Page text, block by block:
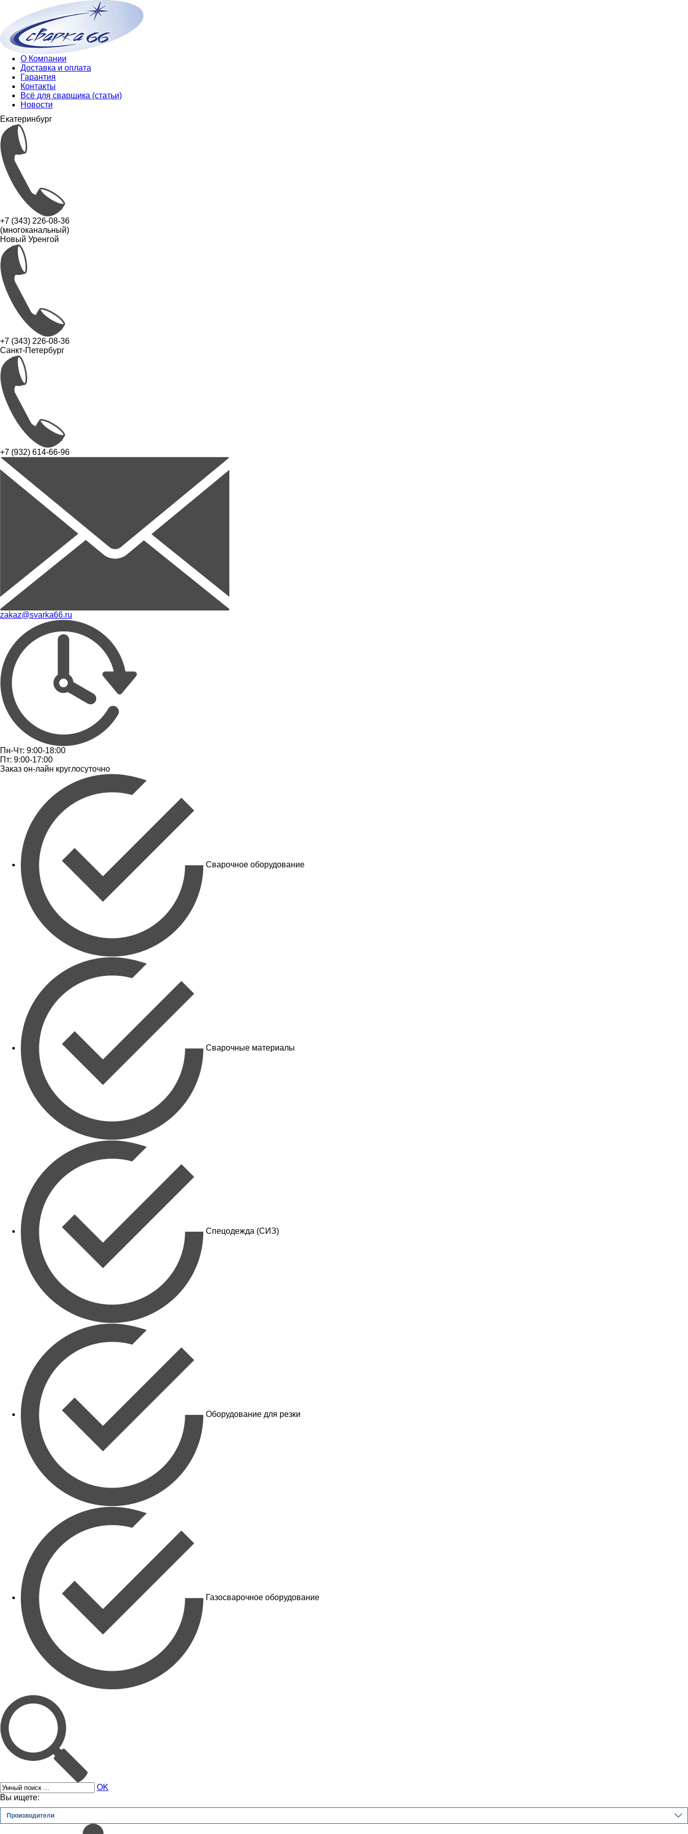
О Компании
Доставка и оплата
Гарантия
Контакты
Всё для сварщика (статьи)
Новости
Екатеринбург
+7 (343) 226-08-36
(многоканальный)
Новый Уренгой
+7 (343) 226-08-36
Санкт-Петербург
+7 (932) 614-66-96
zakaz@svarka66.ru
Пн-Чт: 9:00-18:00
Пт: 9:00-17:00
Заказ он-лайн круглосуточно
Сварочное оборудование
Сварочные материалы
Спецодежда (СИЗ)
Оборудование для резки
Газосварочное оборудование
OK
Вы ищете:
Производители